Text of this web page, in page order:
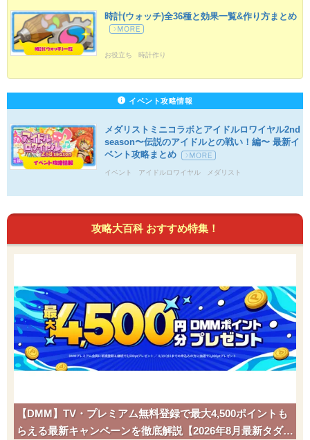
時計(ウォッチ)全36種と効果一覧&作り方まとめ
お役立ち 時計作り
イベント攻略情報
メダリストミニコラボとアイドルロワイヤル2nd
season〜伝説のアイドルとの戦い！編〜 最新イ
ベント攻略まとめ
イベント アイドルロワイヤル メダリスト
攻略大百科 おすすめ特集！
【DMM】TV・プレミアム無料登録で最大4,500ポイントも
らえる最新キャンペーンを徹底解説【2026年8月最新タダポ